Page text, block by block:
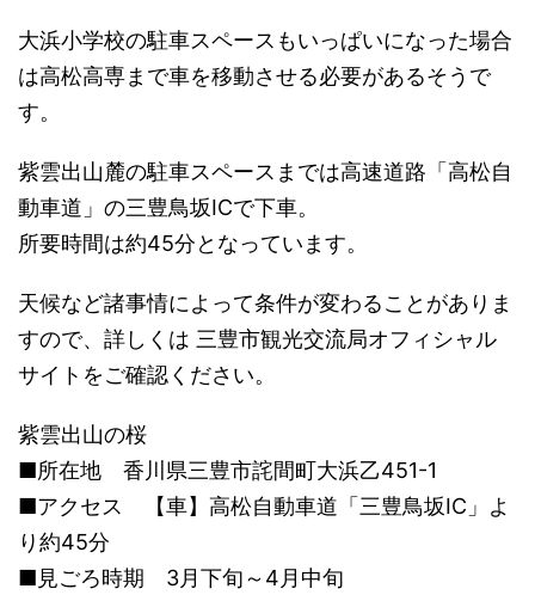
大浜小学校の駐車スペースもいっぱいになった場合
は高松高専まで車を移動させる必要があるそうで
す。
紫雲出山麓の駐車スペースまでは高速道路「高松自
動車道」の三豊鳥坂ICで下車。
所要時間は約45分となっています。
天候など諸事情によって条件が変わることがありま
すので、詳しくは 三豊市観光交流局オフィシャル
サイトをご確認ください。
紫雲出山の桜
■所在地 香川県三豊市詫間町大浜乙451-1
■アクセス 【車】高松自動車道「三豊鳥坂IC」よ
り約45分
■見ごろ時期 3月下旬～4月中旬